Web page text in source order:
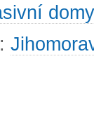
domy